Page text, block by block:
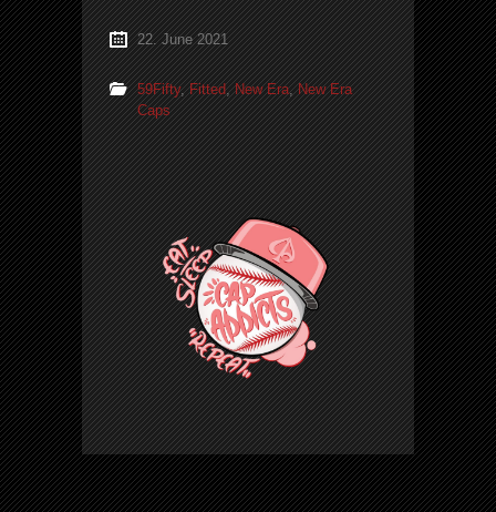
22. June 2021
59Fifty,Fitted,New Era,New Era
Caps